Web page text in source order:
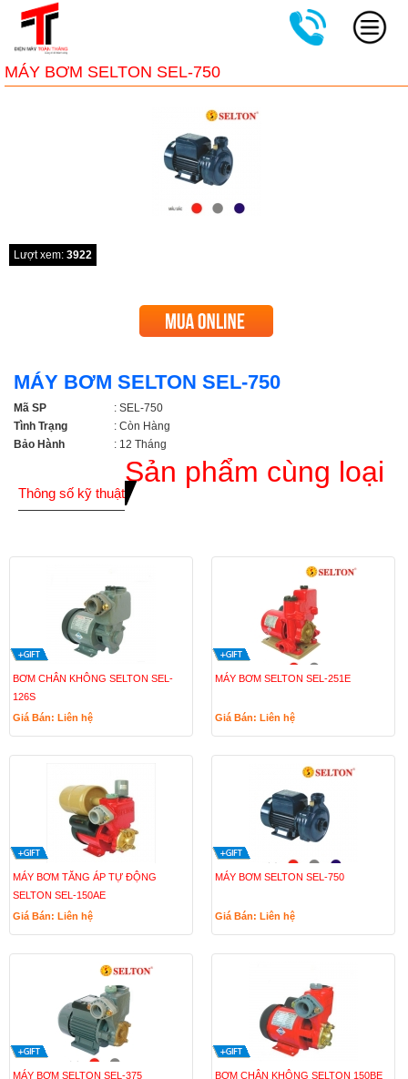
MÁY BƠM SELTON SEL-750
Lượt xem: 3922
MÁY BƠM SELTON SEL-750
Mã SP
: SEL-750
Tình Trạng
: Còn Hàng
Bảo Hành
: 12 Tháng
Thông số kỹ thuật
Sản phẩm cùng loại
BƠM CHÂN KHÔNG SELTON SEL-
126S
Giá Bán: Liên hệ
MÁY BƠM SELTON SEL-251E
Giá Bán: Liên hệ
MÁY BƠM TĂNG ÁP TỰ ĐỘNG
SELTON SEL-150AE
Giá Bán: Liên hệ
MÁY BƠM SELTON SEL-750
Giá Bán: Liên hệ
MÁY BƠM SELTON SEL-375 BƠM CHÂN KHÔNG SELTON 150BE